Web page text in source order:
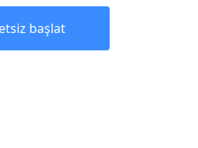
başlat